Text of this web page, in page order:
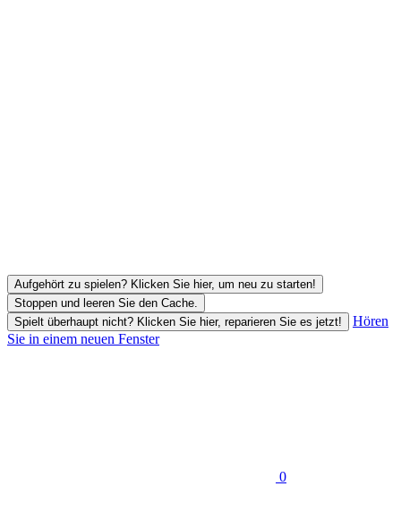
Aufgehört zu spielen? Klicken Sie hier, um neu zu starten!
Stoppen und leeren Sie den Cache.
Spielt überhaupt nicht? Klicken Sie hier, reparieren Sie es jetzt!
Hören
Sie in einem neuen Fenster
0